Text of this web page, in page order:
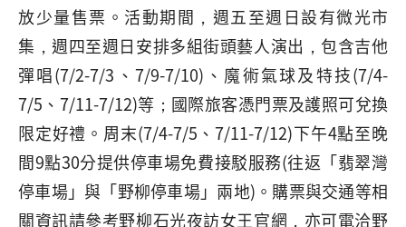
放少量售票。活動期間，週五至週日設有微光市
集，週四至週日安排多組街頭藝人演出，包含吉他
彈唱(7/2-7/3、7/9-7/10)、魔術氣球及特技(7/4-
7/5、7/11-7/12)等；國際旅客憑門票及護照可兌換
限定好禮。周末(7/4-7/5、7/11-7/12)下午4點至晚
間9點30分提供停車場免費接駁服務(往返「翡翠灣
停車場」與「野柳停車場」兩地)。購票與交通等相
關資訊請參考野柳石光夜訪女王官網，亦可電洽野